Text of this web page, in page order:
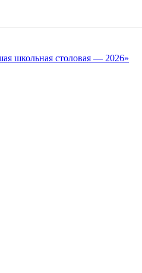
школьная столовая — 2026»